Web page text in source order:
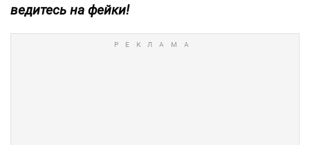
ведитесь на фейки!